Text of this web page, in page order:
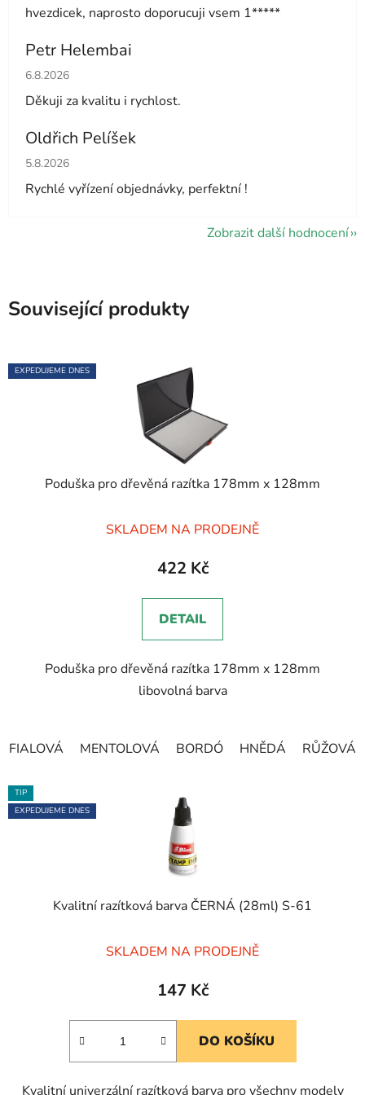
hvezdicek, naprosto doporucuji vsem 1*****
Petr Helembai
Hodnocení obchodu je 5 z 5 hvězdiček.
6.8.2026
Děkuji za kvalitu i rychlost.
Oldřich Pelíšek
Hodnocení obchodu je 5 z 5 hvězdiček.
5.8.2026
Rychlé vyřízení objednávky, perfektní !
Zobrazit další hodnocení
Související produkty
EXPEDUJEME DNES
Poduška pro dřevěná razítka 178mm x 128mm
hodnocení
produktu
5,0
z
hvězdiček.
SKLADEM NA PRODEJNĚ
422 Kč
DETAIL
Poduška pro dřevěná razítka 178mm x 128mm
libovolná barva
FIALOVÁ MENTOLOVÁ BORDÓ HNĚDÁ RŮŽOVÁ
TIP
EXPEDUJEME DNES
Kvalitní razítková barva ČERNÁ (28ml) S-61
hodnocení
produktu
5,0
SKLADEM NA PRODEJNĚ
147 Kč
DO KOŠÍKU
Kvalitní univerzální razítková barva pro všechny modely